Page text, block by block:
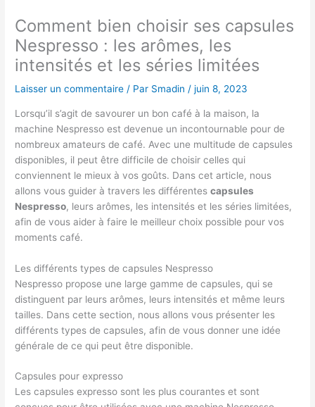
Comment bien choisir ses capsules
Nespresso : les arômes, les
intensités et les séries limitées
Laisser un commentaire / Par Smadin /juin 8, 2023
Lorsqu’il s’agit de savourer un bon café à la maison, la
machine Nespresso est devenue un incontournable pour de
nombreux amateurs de café. Avec une multitude de capsules
disponibles, il peut être difficile de choisir celles qui
conviennent le mieux à vos goûts. Dans cet article, nous
allons vous guider à travers les différentescapsules
Nespresso, leurs arômes, les intensités et les séries limitées,
afin de vous aider à faire le meilleur choix possible pour vos
moments café.
Les différents types de capsules Nespresso
Nespresso propose une large gamme de capsules, qui se
distinguent par leurs arômes, leurs intensités et même leurs
tailles. Dans cette section, nous allons vous présenter les
différents types de capsules, afin de vous donner une idée
générale de ce qui peut être disponible.
Capsules pour expresso
Les capsules expresso sont les plus courantes et sont